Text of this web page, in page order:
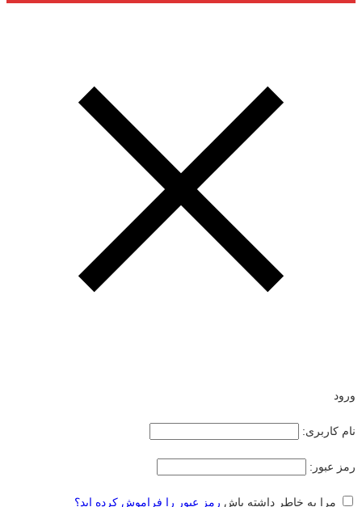
ورود
نام کاربری:
رمز عبور:
مرا به خاطر داشته باش رمز عبور را فراموش کرده اید؟